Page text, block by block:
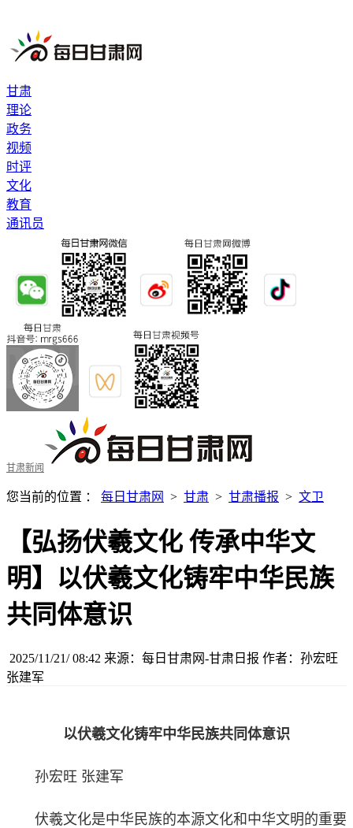
甘肃
理论
政务
视频
时评
文化
教育
通讯员
甘肃新闻
您当前的位置 ： 每日甘肃网 > 甘肃 > 甘肃播报 > 文卫
【弘扬伏羲文化 传承中华文
明】以伏羲文化铸牢中华民族
共同体意识
2025/11/21/ 08:42 来源：每日甘肃网-甘肃日报 作者：孙宏旺
张建军
以伏羲文化铸牢中华民族共同体意识
孙宏旺 张建军
伏羲文化是中华民族的本源文化和中华文明的重要